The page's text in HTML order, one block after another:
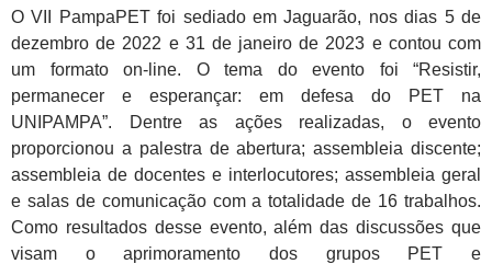
O VII PampaPET foi sediado em Jaguarão, nos dias 5 de
dezembro de 2022 e 31 de janeiro de 2023 e contou com
um formato on-line. O tema do evento foi “Resistir,
permanecer e esperançar: em defesa do PET na
UNIPAMPA”. Dentre as ações realizadas, o evento
proporcionou a palestra de abertura; assembleia discente;
assembleia de docentes e interlocutores; assembleia geral
e salas de comunicação com a totalidade de 16 trabalhos.
Como resultados desse evento, além das discussões que
visam o aprimoramento dos grupos PET e